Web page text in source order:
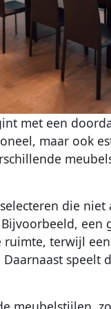
met een
maar ook
die
een
terwijl
speelt